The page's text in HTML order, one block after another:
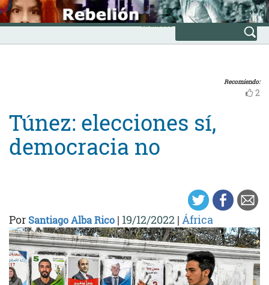
Skip
to
content
INICIO
Avanzada
Recomiendo:
2
Túnez: elecciones sí,
democracia no
Por Santiago Alba Rico | 19/12/2022 | África